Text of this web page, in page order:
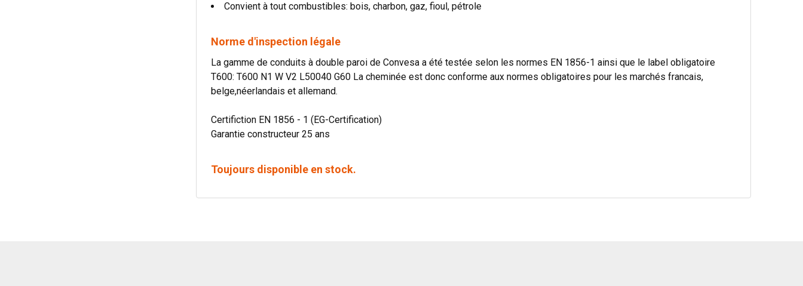
Convient à tout combustibles: bois, charbon, gaz, fioul, pétrole
Norme d'inspection légale
La gamme de conduits à double paroi de Convesa a été testée selon les normes EN 1856-1 ainsi que le label obligatoire
T600: T600 N1 W V2 L50040 G60 La cheminée est donc conforme aux normes obligatoires pour les marchés francais,
belge,néerlandais et allemand.
Certifiction EN 1856 - 1 (EG-Certification)
Garantie constructeur 25 ans
Toujours disponible en stock.